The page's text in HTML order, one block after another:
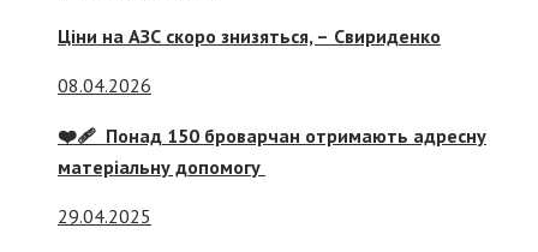
Ціни на АЗС скоро знизяться, – Свириденко
08.04.2026
❤️‍🩹 Понад 150 броварчан отримають адресну
матеріальну допомогу
29.04.2025